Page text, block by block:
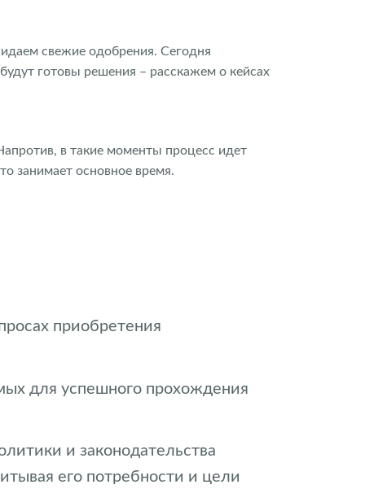
свежие одобрения. Сегодня
готовы решения – расскажем о кейсах
в такие моменты процесс идет
занимает основное время.
приобретения
для успешного прохождения
и законодательства
его потребности и цели